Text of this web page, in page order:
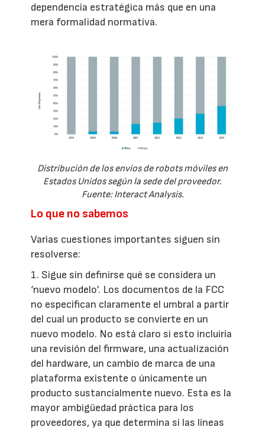
dependencia estratégica más que en una
mera formalidad normativa.
Distribución de los envíos de robots móviles en
Estados Unidos según la sede del proveedor.
Fuente: Interact Analysis.
Lo que no sabemos
Varias cuestiones importantes siguen sin
resolverse:
1. Sigue sin definirse qué se considera un
‘nuevo modelo’. Los documentos de la FCC
no especifican claramente el umbral a partir
del cual un producto se convierte en un
nuevo modelo. No está claro si esto incluiría
una revisión del firmware, una actualización
del hardware, un cambio de marca de una
plataforma existente o únicamente un
producto sustancialmente nuevo. Esta es la
mayor ambigüedad práctica para los
proveedores, ya que determina si las líneas